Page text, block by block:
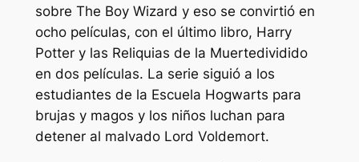
sobre The Boy Wizard y eso se convirtió en
ocho películas, con el último libro, Harry
Potter y las Reliquias de la Muertedividido
en dos películas. La serie siguió a los
estudiantes de la Escuela Hogwarts para
brujas y magos y los niños luchan para
detener al malvado Lord Voldemort.